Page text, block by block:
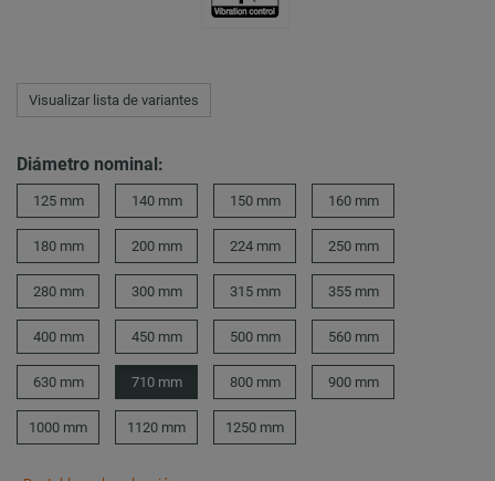
Visualizar lista de variantes
Diámetro nominal:
125 mm 140 mm 150 mm 160 mm
180 mm 200 mm 224 mm 250 mm
280 mm 300 mm 315 mm 355 mm
400 mm 450 mm 500 mm 560 mm
630 mm 710 mm 800 mm 900 mm
1000 mm 1120 mm 1250 mm